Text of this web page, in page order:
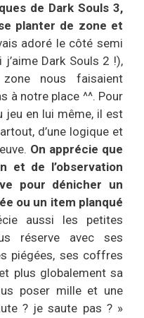
de Dark Souls 3,
planter de zone et
adoré le côté semi
Dark Souls 2 !),
nous faisaient
à notre place ^^. Pour
jeu en lui même, il est
d’une logique et
On apprécie que
et de l’observation
pour dénicher un
ou un item planqué
aussi les petites
réserve avec ses
piégées, ses coffres
plus globalement sa
poser mille et une
? je saute pas ? »